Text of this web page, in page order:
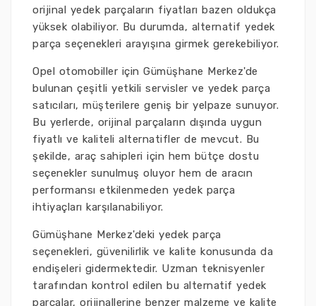
orijinal yedek parçaların fiyatları bazen oldukça
yüksek olabiliyor. Bu durumda, alternatif yedek
parça seçenekleri arayışına girmek gerekebiliyor.
Opel otomobiller için Gümüşhane Merkez'de
bulunan çeşitli yetkili servisler ve yedek parça
satıcıları, müşterilere geniş bir yelpaze sunuyor.
Bu yerlerde, orijinal parçaların dışında uygun
fiyatlı ve kaliteli alternatifler de mevcut. Bu
şekilde, araç sahipleri için hem bütçe dostu
seçenekler sunulmuş oluyor hem de aracın
performansı etkilenmeden yedek parça
ihtiyaçları karşılanabiliyor.
Gümüşhane Merkez'deki yedek parça
seçenekleri, güvenilirlik ve kalite konusunda da
endişeleri gidermektedir. Uzman teknisyenler
tarafından kontrol edilen bu alternatif yedek
parçalar, orijinallerine benzer malzeme ve kalite